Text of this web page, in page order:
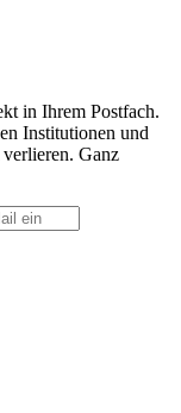
in Ihrem Postfach.
Institutionen und
Ganz